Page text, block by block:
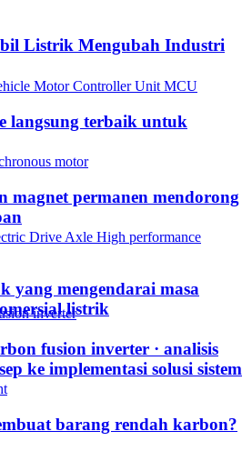
Listrik Mengubah Industri
langsung terbaik untuk
permanen mendorong
yang mengendarai masa
listrik
fusion inverter · analisis
ke implementasi solusi sistem
barang rendah karbon?